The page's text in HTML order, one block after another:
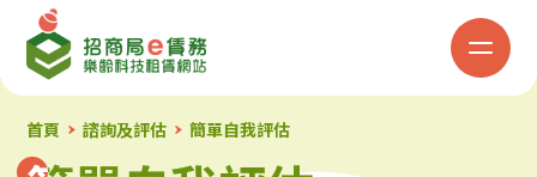
招
商
局
首頁 諮詢及評估 簡單自我評估